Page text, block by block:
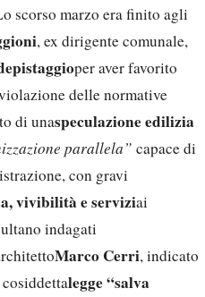
scorso marzo era finito agli
, ex dirigente comunale,
per aver favorito
delle normative
di unaspeculazione edilizia
parallela” capace di
con gravi
vivibilità e serviziai
indagati
Marco Cerri, indicato
legge “salva